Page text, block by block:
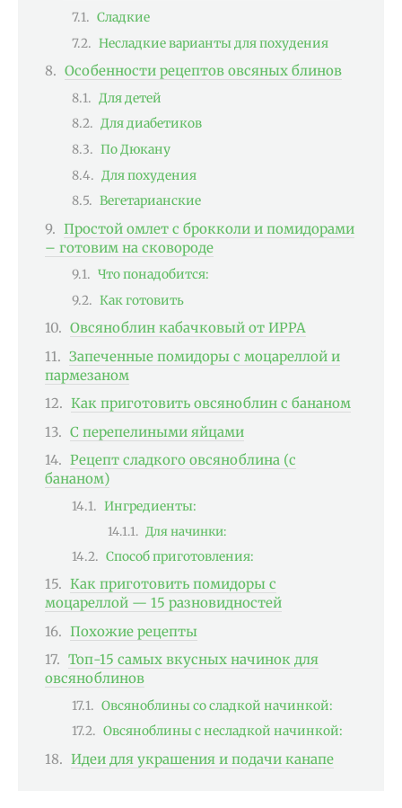
Сладкие
Несладкие варианты для похудения
Особенности рецептов овсяных блинов
Для детей
Для диабетиков
По Дюкану
Для похудения
Вегетарианские
Простой омлет с брокколи и помидорами
– готовим на сковороде
Что понадобится:
Как готовить
Овсяноблин кабачковый от ИРРА
Запеченные помидоры с моцареллой и
пармезаном
Как приготовить овсяноблин с бананом
С перепелиными яйцами
Рецепт сладкого овсяноблина (с
бананом)
Ингредиенты:
Для начинки:
Способ приготовления:
Как приготовить помидоры с
моцареллой — 15 разновидностей
Похожие рецепты
Топ-15 самых вкусных начинок для
овсяноблинов
Овсяноблины со сладкой начинкой:
Овсяноблины с несладкой начинкой:
Идеи для украшения и подачи канапе